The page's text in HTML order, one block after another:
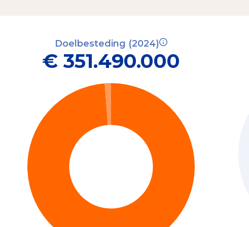
Doelbesteding (2024)
€ 351.490.000